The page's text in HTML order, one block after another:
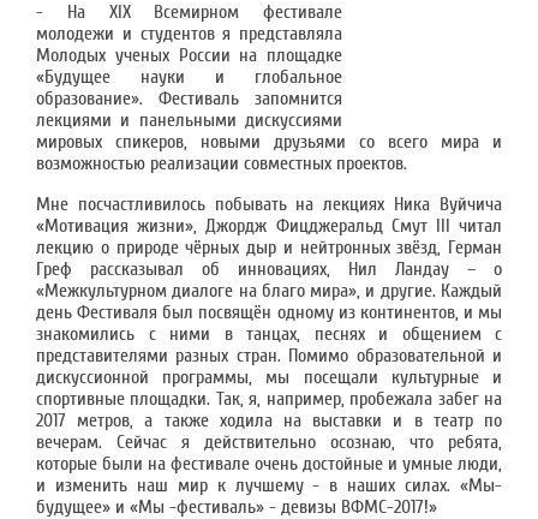
- На XIX Всемирном фестивале
молодежи и студентов я представляла
Молодых ученых России на площадке
«Будущее науки и глобальное
образование». Фестиваль запомнится
лекциями и панельными дискуссиями
мировых спикеров, новыми друзьями со всего мира и
возможностью реализации совместных проектов.
Мне посчастливилось побывать на лекциях Ника Вуйчича
«Мотивация жизни», Джордж Фицджеральд Смут III читал
лекцию о природе чёрных дыр и нейтронных звёзд, Герман
Греф рассказывал об инновациях, Нил Ландау – о
«Межкультурном диалоге на благо мира», и другие. Каждый
день Фестиваля был посвящён одному из континентов, и мы
знакомились с ними в танцах, песнях и общением с
представителями разных стран. Помимо образовательной и
дискуссионной программы, мы посещали культурные и
спортивные площадки. Так, я, например, пробежала забег на
2017 метров, а также ходила на выставки и в театр по
вечерам. Сейчас я действительно осознаю, что ребята,
которые были на фестивале очень достойные и умные люди,
и изменить наш мир к лучшему - в наших силах. «Мы-
будущее» и «Мы -фестиваль» - девизы ВФМС-2017!»